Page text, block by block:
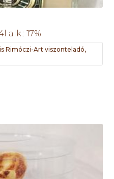
alk.: 17%
Rimóczi-Art viszonteladó,